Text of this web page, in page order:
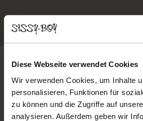
Diese Webseite verwendet Cookies
Wir verwenden Cookies, um Inhalte
personalisieren, Funktionen für
zu können und die Zugriffe auf
analysieren. Außerdem geben wir
8.99
Wähle deine Größe